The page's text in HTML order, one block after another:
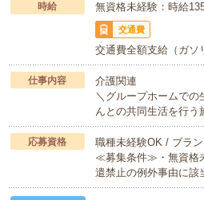
時給 無資格未経験：時給
交通費
交通費全額支給（ガソ
仕事内容
介護関連
＼グループホームでの
んとの共同生活を行
応募資格
職種未経験OK / ブラ
≪募集条件≫・無資格
遣禁止の例外事由に